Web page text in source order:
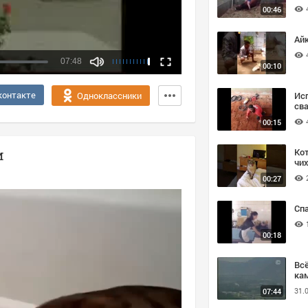
07:48
Одноклассники
00:46
00:10
00:15
00:27
00:18
07:44